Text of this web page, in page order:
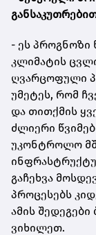
- ეს პროგნოზი
კლიმატის
ღვარცოფული
უმეტეს, რომ
და თითქმის
ძლიერი
უკონტროლო
გაჩეხვა
პროცესებს
ამის
ვიხილეთ.